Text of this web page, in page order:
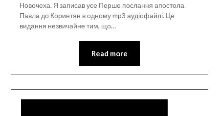
Новочеха. Я записав усе Перше послання апостола
Павла до Коринтян в одному mp3 аудіофайлі. Це
видання незвичайне тим, що…
Read more